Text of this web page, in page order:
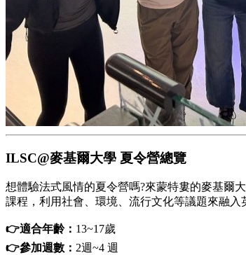
ILSC@麥基爾大學 夏令營總覽
想體驗法式風情的夏令營嗎?來蒙特婁的麥基爾
課程，利用社會、環境、流行文化等議題來融
👉適合年齡： 13~17歲
👉參加週數： 2週~4 週